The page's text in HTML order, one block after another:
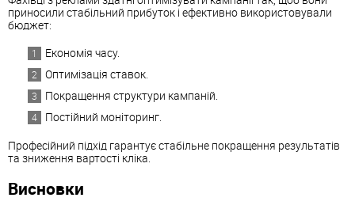
приносили стабільний прибуток і ефективно використовували
бюджет:
Економія часу.
Оптимізація ставок.
Покращення структури кампаній.
Постійний моніторинг.
Професійний підхід гарантує стабільне покращення результатів
та зниження вартості кліка.
Висновки